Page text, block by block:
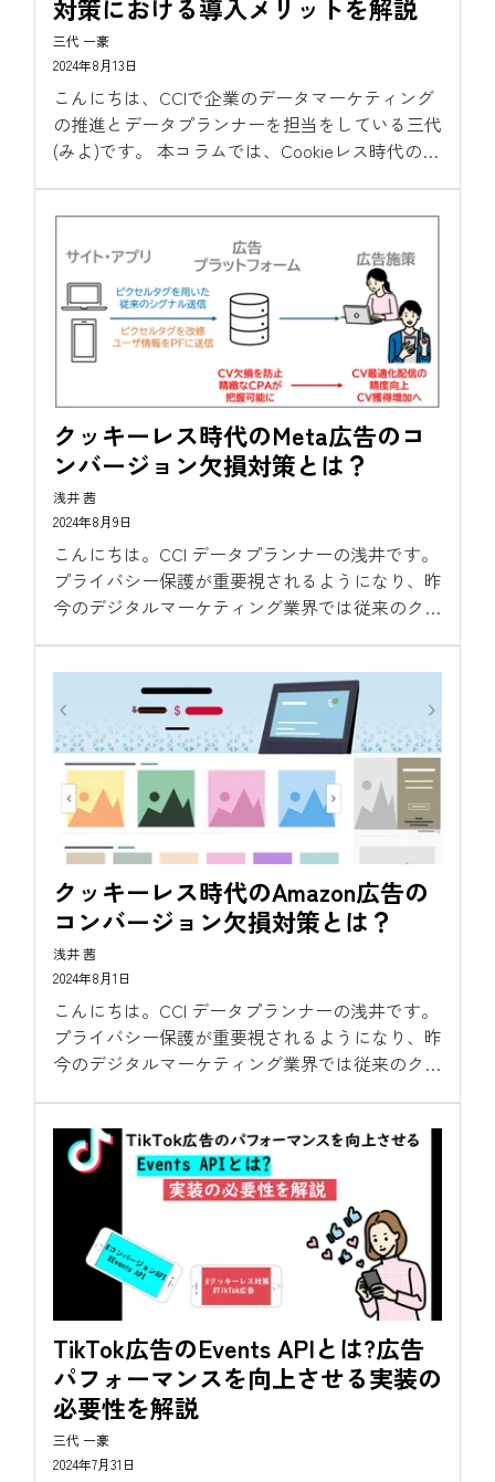
対策における導入メリットを解説
三代 一豪
2024年8月13日
こんにちは、CCIで企業のデータマーケティング
の推進とデータプランナーを担当をしている三代
(みよ)です。 本コラムでは、Cookieレス時代のコ
クッキーレス時代のMeta広告のコ
ンバージョン欠損対策とは？
浅井 茜
2024年8月9日
こんにちは。CCI データプランナーの浅井です。
プライバシー保護が重要視されるようになり、昨
今のデジタルマーケティング業界では従来のクッ
損対策にスポットを当て、その実践的な方法を紹
介していきます。...
クッキーレス時代のAmazon広告の
コンバージョン欠損対策とは？
浅井 茜
2024年8月1日
こんにちは。CCI データプランナーの浅井です。
プライバシー保護が重要視されるようになり、昨
今のデジタルマーケティング業界では従来のクッ
欠損対策にスポットを当て、その実践的な方法を
紹介していきます。...
TikTok広告のEvents APIとは?広告
パフォーマンスを向上させる実装の
必要性を解説
三代 一豪
2024年7月31日